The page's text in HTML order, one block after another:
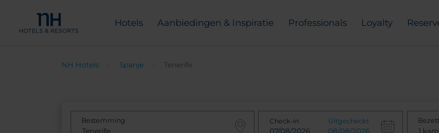
Hotels Aanbiedingen & Inspiratie Professionals Loyalty
NH Hotels Spanje Tenerife
Bestemming Check-in Uitgecheckt